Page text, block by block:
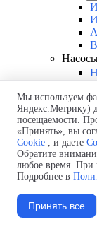
Каталоги ▼
Доставка
Мы используем
Яндекс.Метрику)
посещаемости.
«Принять», вы
Cookie , и даете
Обратите
любое время. При
Подробнее в
Принять все